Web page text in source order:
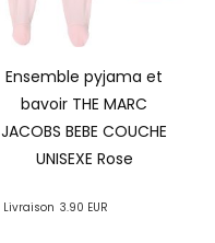
Ensemble pyjama et
bavoir THE MARC
JACOBS BEBE COUCHE
UNISEXE Rose
Livraison 3.90 EUR